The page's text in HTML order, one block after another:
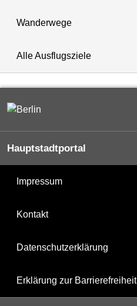
Wanderwege
Alle Ausflugsziele
Hauptstadtportal
Impressum
Kontakt
Datenschutzerklärung
Erklärung zur Barrierefreiheit